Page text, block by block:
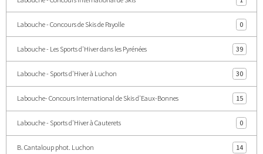
Labouche - Concours de Skis de Payolle 0
Labouche - Les Sports d'Hiver dans les Pyrénées 39
Labouche - Sports d'Hiver à Luchon 30
Labouche- Concours International de Skis d'Eaux-Bonnes 15
Labouche - Sports d'Hiver à Cauterets 0
B. Cantaloup phot. Luchon 14